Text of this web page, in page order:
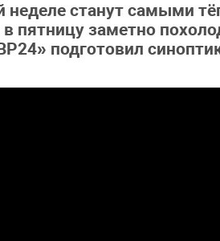
неделе станут самыми
пятницу заметно
подготовил